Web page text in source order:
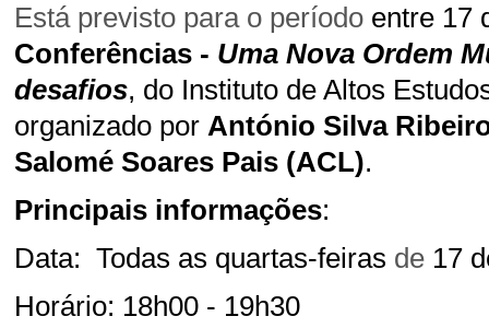
Está previsto para o período entre 17
Conferências - Uma Nova Ordem
desafios, do Instituto de Altos
organizado por António Silva
Salomé Soares Pais (ACL).
Principais informações:
Data: Todas as quartas-feiras de 17
Horário: 18h00 - 19h30